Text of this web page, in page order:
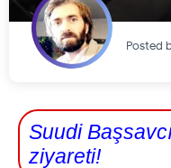
Posted
Suudi
ziyareti!